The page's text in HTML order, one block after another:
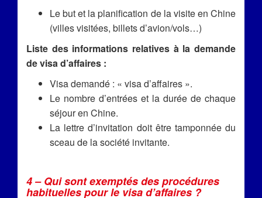
Le but et la planification de la visite en Chine
(villes visitées, billets d’avion/vols…)
Liste des informations relatives à la demande
de visa d’affaires :
Visa demandé : « visa d’affaires ».
Le nombre d’entrées et la durée de chaque
séjour en Chine.
La lettre d’invitation doit être tamponnée du
sceau de la société invitante.
4 – Qui sont exemptés des procédures
habituelles pour le visa d’affaires ?